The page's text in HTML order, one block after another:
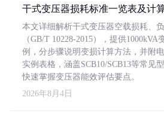
干式变压器损耗标准一览表及计
本文详细解析干式变压器空载损耗、
（GB/T 10228-2015），提供1000kVA
例，分步骤说明变损计算方法，并附
实例表格，涵盖SCB10/SCB13等常见
快速掌握变压器能效评估要点。
2026年8月4日